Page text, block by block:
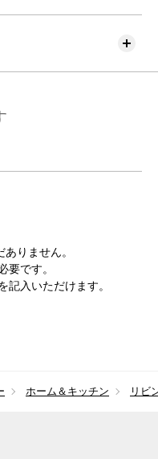
りません。
要です。
記入いただけます。
ホーム＆キッチン リビ